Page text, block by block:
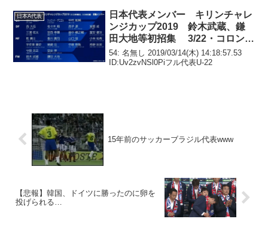
日本A代表
日本代表メンバー キリンチャレ
ンジカップ2019 鈴木武蔵、鎌
田大地等初招集 3/22・コロンビ
ア 3/26・ボリビア
54: 名無し 2019/03/14(木) 14:18:57.53
ID:Uv2zvNSl0Piフル代表U-22
15年前のサッカーブラジル代表www
【悲報】韓国、ドイツに勝ったのに卵を
投げられる…